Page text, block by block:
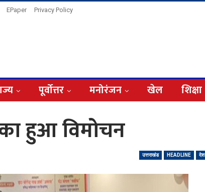
EPaper Privacy Policy
पूर्वोत्तर मनोरंजन खेल शिक्षा
हुआ विमोचन
उत्तराखंड HEADLINE देश